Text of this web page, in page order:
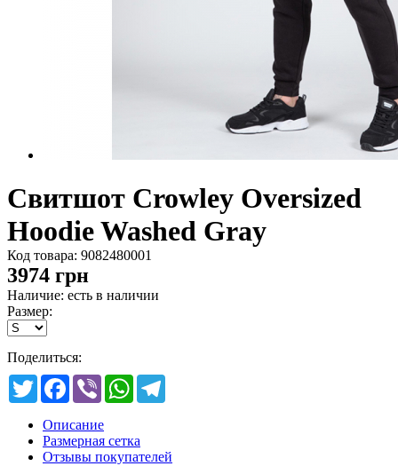
Свитшот Crowley Oversized
Hoodie Washed Gray
Код товара: 9082480001
3974 грн
Наличие: есть в наличии
Размер:
Поделиться:
TwitterFacebook
Viber WhatsApp
Описание
Размерная сетка
Отзывы покупателей